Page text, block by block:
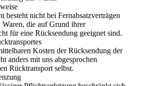
besteht nicht bei Fernabsatzverträgen
die auf Grund ihrer
für eine Rücksendung geeignet sind.
Kosten der Rücksendung der
anders mit uns abgesprochen
Rücktransport selbst.